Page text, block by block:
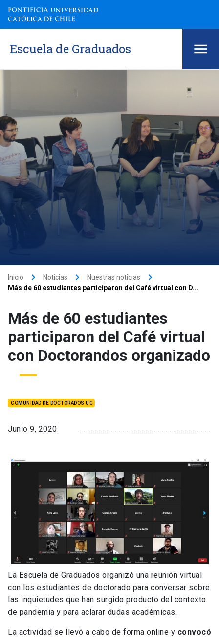
Escuela de Graduados
Inicio keyboard_arrow_right Noticias keyboard_arrow_right Nuestras noticias keyboard_arrow_right
Más de 60 estudiantes participaron del Café virtual con D...
Más de 60 estudiantes
participaron del Café virtual
con Doctorandos organizado
COMUNIDAD DE DOCTORADOS UC
Junio 9, 2020
La Escuela de Graduados organizó una reunión virtual
con los estudiantes de doctorado para conversar sobre
las inquietudes que han surgido producto del contexto
de pandemia y para aclarar dudas académicas.
La actividad se llevó a cabo de forma online y convocó